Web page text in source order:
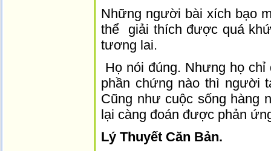
Những người bài xích bạo
thể giải thích được quá
tương lai.
Họ nói đúng. Nhưng họ
phần chứng nào thì người
Cũng như cuộc sống hàng
lại càng đoán được phản
Lý Thuyết Căn Bản.